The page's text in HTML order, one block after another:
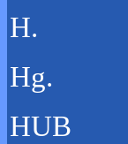
H.
Hg.
HUB